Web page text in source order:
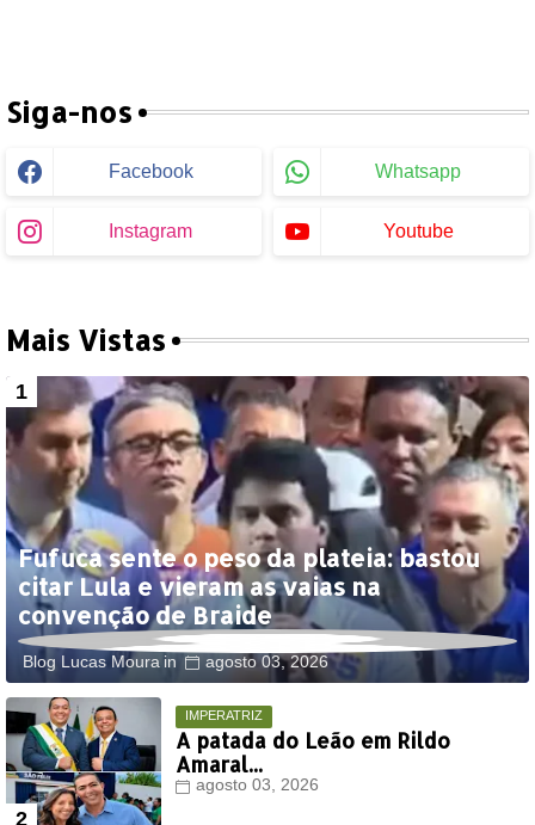
Siga-nos
Facebook Whatsapp
Instagram Youtube
Mais Vistas
Fufuca sente o peso da plateia: bastou
citar Lula e vieram as vaias na
convenção de Braide
Blog Lucas Moura agosto 03, 2026
IMPERATRIZ
A patada do Leão em Rildo
Amaral...
agosto 03, 2026